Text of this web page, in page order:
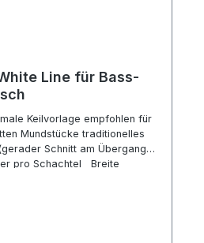
Line für Bass-
Keilvorlage empfohlen für
Mundstücke traditionelles
Schnitt am Übergang
pro Schachtel Breite